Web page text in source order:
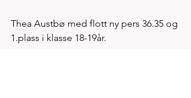
Thea Austbø med flott ny pers 36.35 og
1.plass i klasse 18-19år.